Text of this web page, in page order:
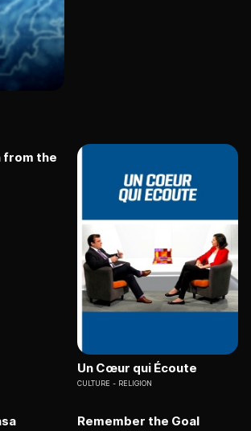
from the
Un Cœur qui Écoute
CULTURE RELIGION
Remember the Goal